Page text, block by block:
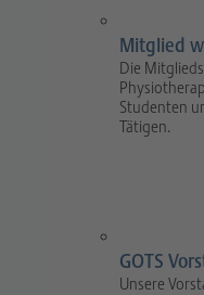
Mitglied
Die
Studenten
Tätigen.
GOTS
Unsere